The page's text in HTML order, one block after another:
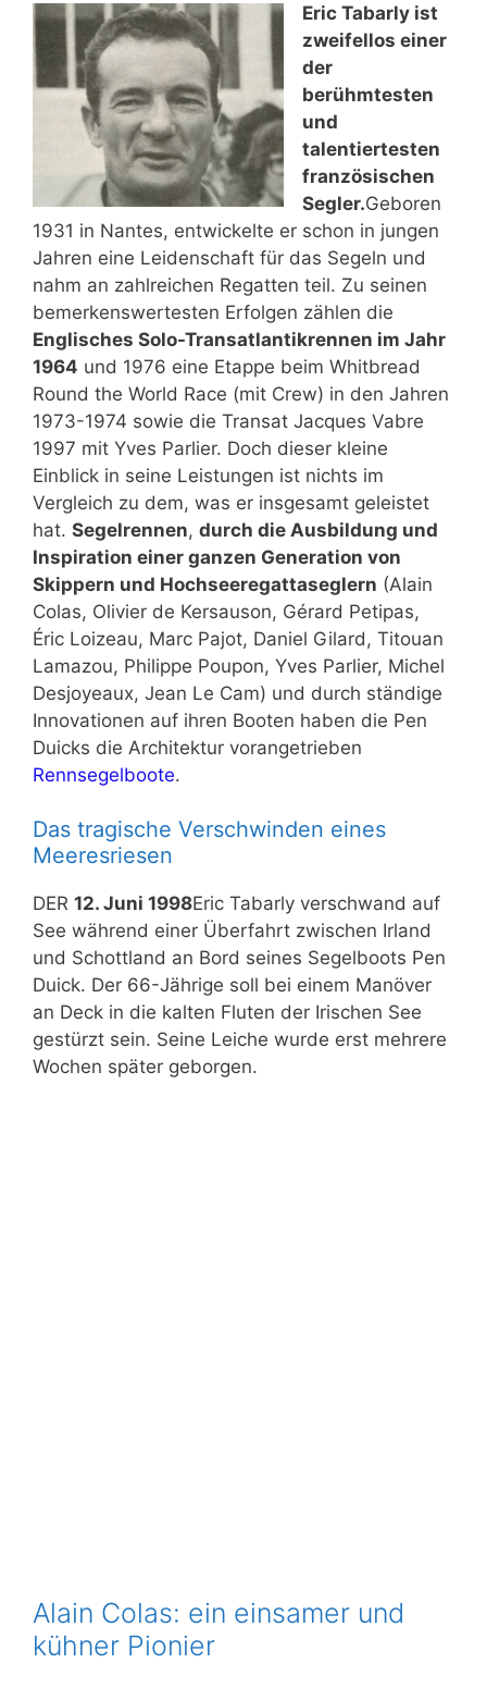
Eric Tabarly ist
zweifellos einer
der
berühmtesten
und
talentiertesten
französischen
Segler.Geboren
1931 in Nantes, entwickelte er schon in jungen
Jahren eine Leidenschaft für das Segeln und
nahm an zahlreichen Regatten teil. Zu seinen
bemerkenswertesten Erfolgen zählen die
Englisches Solo-Transatlantikrennen im Jahr
1964 und 1976 eine Etappe beim Whitbread
Round the World Race (mit Crew) in den Jahren
1973-1974 sowie die Transat Jacques Vabre
1997 mit Yves Parlier. Doch dieser kleine
Einblick in seine Leistungen ist nichts im
Vergleich zu dem, was er insgesamt geleistet
hat. Segelrennen, durch die Ausbildung und
Inspiration einer ganzen Generation von
Skippern und Hochseeregattaseglern (Alain
Colas, Olivier de Kersauson, Gérard Petipas,
Éric Loizeau, Marc Pajot, Daniel Gilard, Titouan
Lamazou, Philippe Poupon, Yves Parlier, Michel
Desjoyeaux, Jean Le Cam) und durch ständige
Innovationen auf ihren Booten haben die Pen
Duicks die Architektur vorangetrieben
Rennsegelboote.
Das tragische Verschwinden eines
Meeresriesen
DER 12. Juni 1998Eric Tabarly verschwand auf
See während einer Überfahrt zwischen Irland
und Schottland an Bord seines Segelboots Pen
Duick. Der 66-Jährige soll bei einem Manöver
an Deck in die kalten Fluten der Irischen See
gestürzt sein. Seine Leiche wurde erst mehrere
Wochen später geborgen.
Alain Colas: ein einsamer und
kühner Pionier